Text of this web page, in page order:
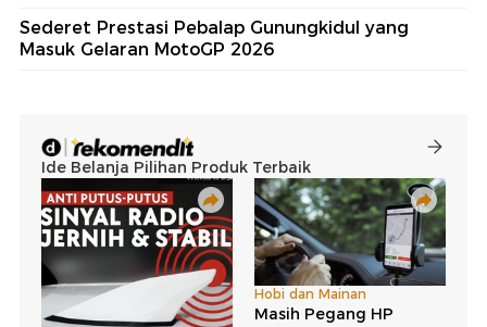
Sederet Prestasi Pebalap Gunungkidul yang
Masuk Gelaran MotoGP 2026